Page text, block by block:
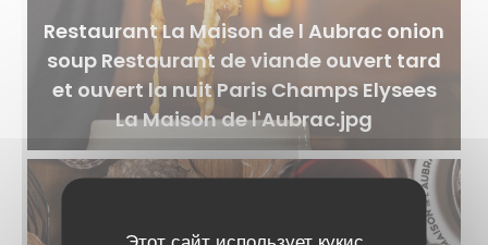
Restaurant La Maison de l Aubrac onion
soup Restaurant de viande ouvert tard
et ouvert la nuit Paris Champs Elysees
La Maison de l'Aubrac.jpg